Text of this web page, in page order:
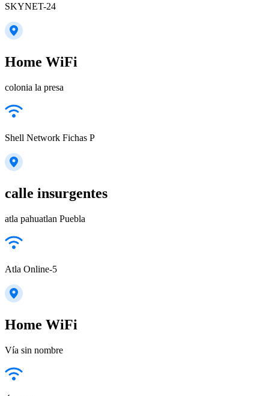
SKYNET-24
Home WiFi
colonia la presa
Shell Network Fichas P
calle insurgentes
atla pahuatlan Puebla
Atla Online-5
Home WiFi
Vía sin nombre